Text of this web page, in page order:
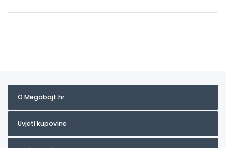
O Megabajt.hr
Uvjeti kupovine